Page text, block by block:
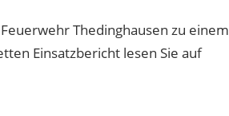
Thedinghausen zu einem
Einsatzbericht lesen Sie auf